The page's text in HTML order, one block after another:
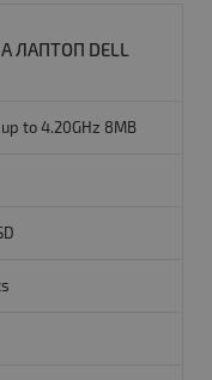
ЛАПТОП DELL
up to 4.20GHz 8MB